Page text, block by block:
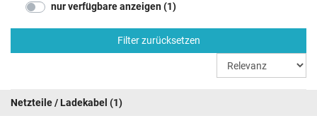
nur verfügbare anzeigen (1)
Filter zurücksetzen
Netzteile / Ladekabel (1)